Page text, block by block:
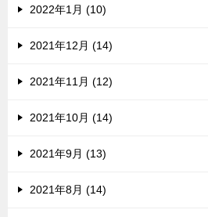
2022年1月 (10)
2021年12月 (14)
2021年11月 (12)
2021年10月 (14)
2021年9月 (13)
2021年8月 (14)